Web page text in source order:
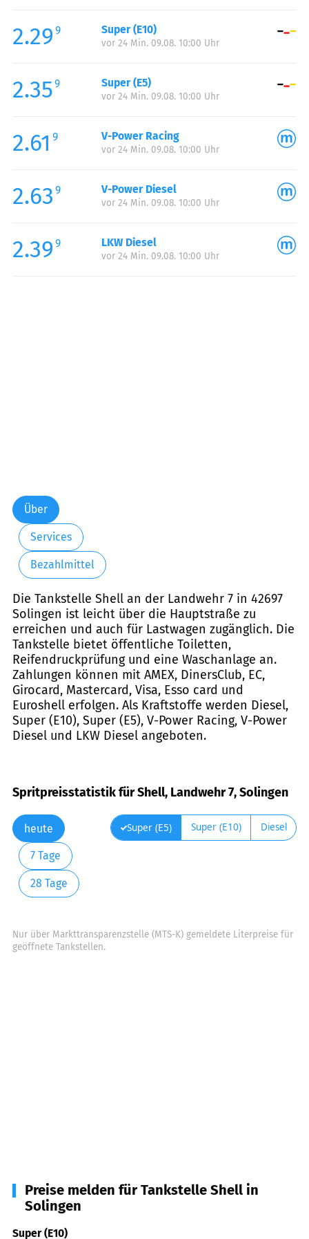
Samstag:
00:00-24:00
Sonntag:
2.29 9 Super (E10)
vor 24 Min. 09.08. 10:00 Uhr
2.359 Super (E5)
vor 24 Min. 09.08. 10:00 Uhr
2.61 9 V-Power Racing
vor 24 Min. 09.08. 10:00 Uhr
2.63 9 V-Power Diesel
vor 24 Min. 09.08. 10:00 Uhr
2.39 9 LKW Diesel
vor 24 Min. 09.08. 10:00 Uhr
Über
Services
Bezahlmittel
Die Tankstelle Shell an der Landwehr 7 in 42697
Solingen ist leicht über die Hauptstraße zu
erreichen und auch für Lastwagen zugänglich. Die
Tankstelle bietet öffentliche Toiletten,
Reifendruckprüfung und eine Waschanlage an.
Zahlungen können mit AMEX, DinersClub, EC,
Girocard, Mastercard, Visa, Esso card und
Euroshell erfolgen. Als Kraftstoffe werden Diesel,
Super (E10), Super (E5), V-Power Racing, V-Power
Diesel und LKW Diesel angeboten.
Spritpreisstatistik für Shell, Landwehr 7, Solingen
heute
7 Tage
28 Tage
Super (E5) Super (E10) Diesel
Nur über Markttransparenzstelle (MTS-K) gemeldete Literpreise für
geöffnete Tankstellen.
Preise melden für Tankstelle Shell in
Solingen
Super (E10)